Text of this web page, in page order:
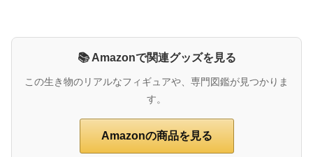
📚 Amazonで関連グッズを見る
この生き物のリアルなフィギュアや、専門図鑑が見つかりま
す。
Amazonの商品を見る